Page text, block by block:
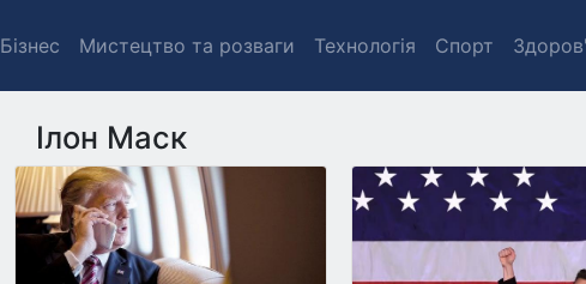
Бізнес Мистецтво та розваги Технологія Спорт
Ілон Маск